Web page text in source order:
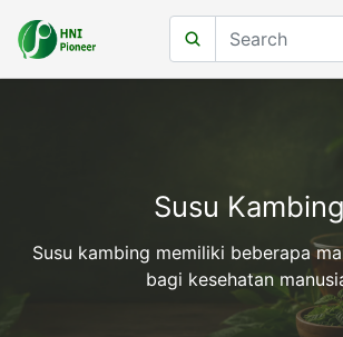
Susu Kambing
Susu kambing memiliki beberapa
bagi kesehatan